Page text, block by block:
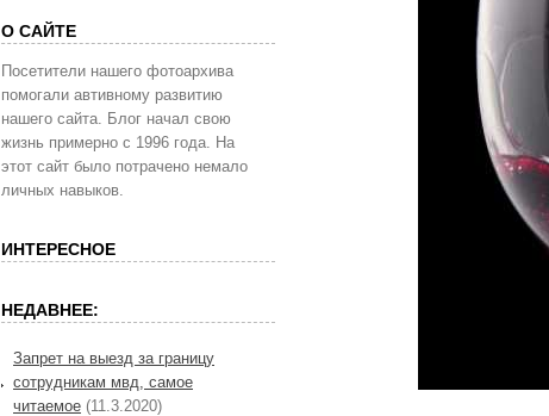
О САЙТЕ
Посетители нашего фотоархива
помогали автивному развитию
нашего сайта. Блог начал свою
жизнь примерно с 1996 года. На
этот сайт было потрачено немало
личных навыков.
ИНТЕРЕСНОЕ
НЕДАВНЕЕ:
Запрет на выезд за границу
сотрудникам мвд, самое
читаемое (11.3.2020)